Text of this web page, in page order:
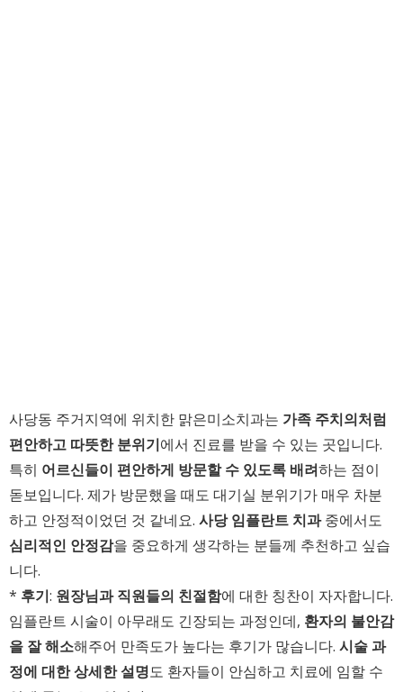
사당동 주거지역에 위치한 맑은미소치과는 가족 주치의처럼
편안하고 따뜻한 분위기에서 진료를 받을 수 있는 곳입니다.
특히 어르신들이 편안하게 방문할 수 있도록 배려하는 점이
돋보입니다. 제가 방문했을 때도 대기실 분위기가 매우 차분
하고 안정적이었던 것 같네요. 사당 임플란트 치과중에서도
심리적인 안정감을 중요하게 생각하는 분들께 추천하고 싶습
니다.
* 후기: 원장님과 직원들의 친절함에 대한 칭찬이 자자합니다.
임플란트 시술이 아무래도 긴장되는 과정인데, 환자의 불안감
을 잘 해소해주어 만족도가 높다는 후기가 많습니다. 시술 과
정에 대한 상세한 설명도 환자들이 안심하고 치료에 임할 수